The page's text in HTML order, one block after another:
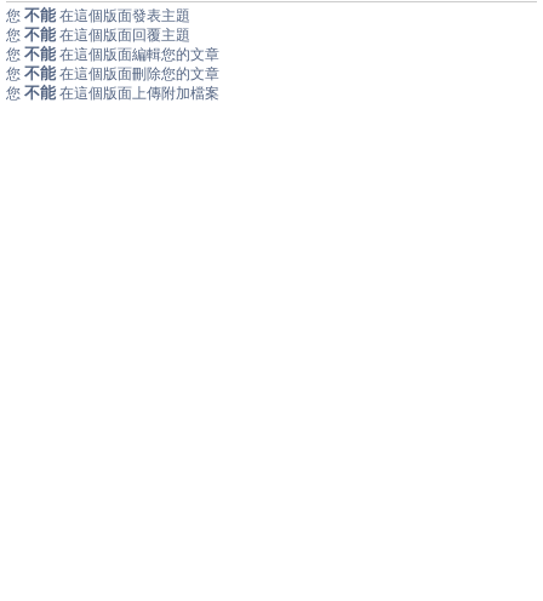
您 不能 在這個版面發表主題
您 不能 在這個版面回覆主題
您 不能 在這個版面編輯您的文章
您 不能 在這個版面刪除您的文章
您 不能 在這個版面上傳附加檔案